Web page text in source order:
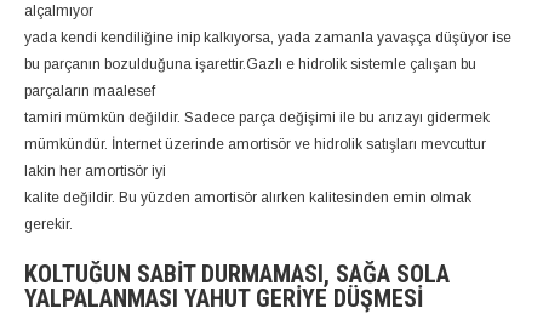
alçalmıyor
yada kendi kendiliğine inip kalkıyorsa, yada zamanla yavaşça düşüyor ise
bu parçanın bozulduğuna işarettir.Gazlı e hidrolik sistemle çalışan bu
parçaların maalesef
tamiri mümkün değildir. Sadece parça değişimi ile bu arızayı gidermek
mümkündür. İnternet üzerinde amortisör ve hidrolik satışları mevcuttur
lakin her amortisör iyi
kalite değildir. Bu yüzden amortisör alırken kalitesinden emin olmak
gerekir.
KOLTUĞUN SABIT DURMAMASI, SAĞA SOLA
YALPALANMASI YAHUT GERIYE DÜŞMESI